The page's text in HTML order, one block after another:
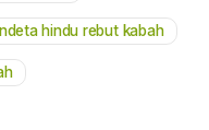
hindu rebut kabah